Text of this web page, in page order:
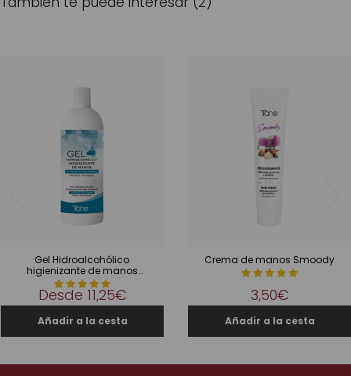
Gel Hidroalcohólico
higienizante de manos
DermoProtect
Desde11,25€
Crema de manos Smoody
3,50€